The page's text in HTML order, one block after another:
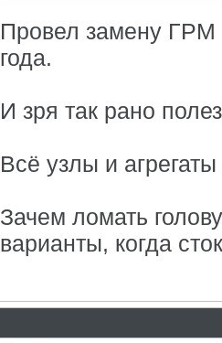
Провел замену ГРМ
года.
И зря так рано
Всё узлы и
Зачем ломать
варианты, когда